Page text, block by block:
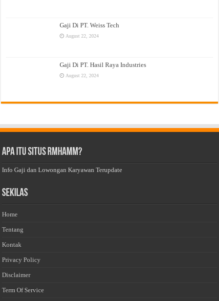
Gaji Di PT. Weiss Tech
August 22, 2024
Gaji Di PT. Hasil Raya Industries
August 22, 2024
Apa Itu Situs Rmhamm?
Info Gaji dan Lowongan Karyawan Terupdate
Sekilas
Home
Tentang
Kontak
Privacy Policy
Disclaimer
Term Of Service